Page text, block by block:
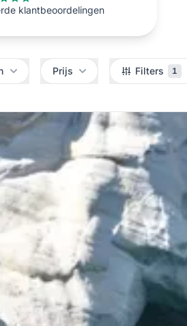
klantbeoordelingen
Prijs Filters 1